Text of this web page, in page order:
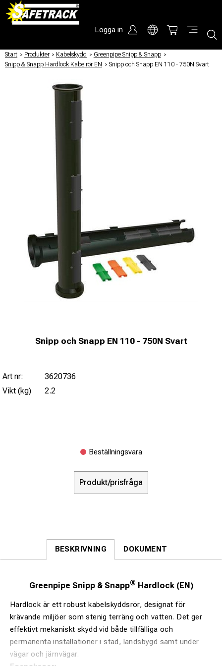
Logga in
Start / Produkter / Kabelskydd / Greenpipe Snipp & Snapp /
Snipp & Snapp Hardlock Kabelrör EN / Snipp och Snapp EN 110 - 750N Svart
Snipp och Snapp EN 110 - 750N Svart
Art nr:
3620736
Vikt (kg)
2.2
Beställningsvara
Produkt/prisfråga
BESKRIVNING DOKUMENT
Greenpipe Snipp & Snapp® Hardlock (EN)
Hardlock är ett robust kabelskyddsrör, designat för
krävande miljöer som stenig terräng och vatten. Det ger
effektivt mekaniskt skydd vid både tillfälliga och
permanenta installationer i stad, landsbygd samt under
vägar och järnvägar.